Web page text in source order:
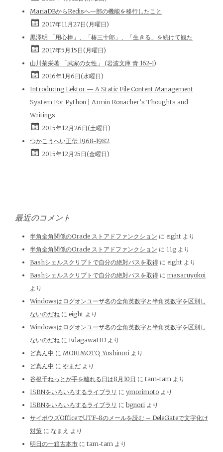
MariaDBからRedisへ一部の機能を移行したこと
2017年11月27日(月曜日)
黒澤明 「用心棒」、「椿三十郎」、「生きる」を続けて観た
2017年5月15日(月曜日)
山川菊栄著 「武家の女性」 (岩波文庫 青 162-1)
2016年1月6日(水曜日)
Introducing Lektor — A Static File Content Management
System For Python | Armin Ronacher’s Thoughts and
Writings
2015年12月26日(土曜日)
つかこうへい正伝 1968-1982
2015年12月25日(金曜日)
最近のコメント
半角全角関係のOracle ストアドファンクション に eight より
半角全角関係のOracle ストアドファンクション に 11g より
Bashシェルスクリプトで自分の絶対パスを取得 に eight より
Bashシェルスクリプトで自分の絶対パスを取得 に masaruyokoi
より
Windowsはログオンユーザ名の全角英数字と半角英数字を区別し
ないのだね に eight より
Windowsはログオンユーザ名の全角英数字と半角英数字を区別し
ないのだね に EdagawaHD より
ど真ん中 に MORIMOTO, Yoshinori より
ど真ん中 に やまだ より
谷根千ねっとが手を離れる日は8月10日 に tam-tam より
ISBNをいろいろするライブラリ に ymorimoto より
ISBNをいろいろするライブラリ に bgnori より
サイボウズOfficeでUTF-8のメールを読む – DeleGateで文字化け
対策 に なまえ より
明日の一箱古本市 に tam-tam より